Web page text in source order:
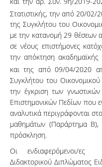
Στατιστικής, την από 20/
της Συγκλήτου του
με την κατανομή 29 θέσεων
σε νέους επιστήμονες
την απόκτηση ακαδημαϊκής
και της από 09/04/2020
Συγκλήτου του
την έγκριση των
Επιστημονικών Πεδίων που
αναλυτικά περιγράφονται
μαθημάτων (Παράρτημα Β),
πρόσκληση.
Οι ενδιαφερόμενοι/ες
Διδακτορικού Διπλώματος